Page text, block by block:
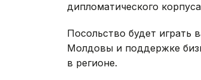
дипломатического
Посольство будет играть
Молдовы и поддержке
в регионе.